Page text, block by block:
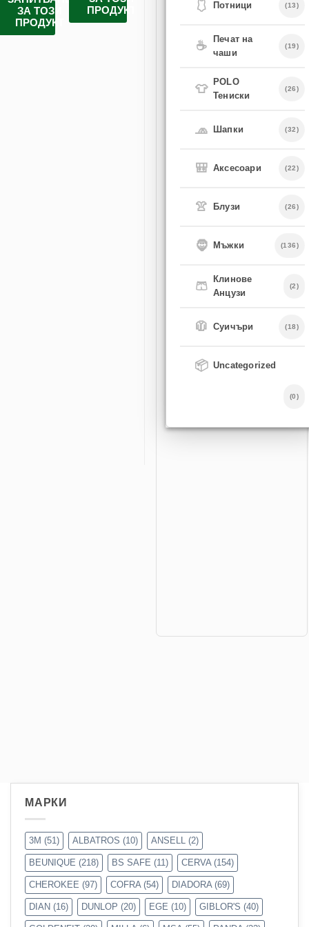
ЗА ТОЗИ
ПРОДУКТ
ПРОДУКТ
ПРОДУКТ
ПРОДУКТ
🩱 Потници (13)
☕
Печат на
чаши
(19)
👕
POLO
Тениски
(26)
🧢 Шапки (32)
🎒 Аксесоари (22)
👚 Блузи (26)
🧔 Мъжки (136)
🩳
Клинове
Анцузи
(2)
🧥 Суичъри (18)
📦 Uncategorized
(0)
МАРКИ
3M (51) ALBATROS (10) ANSELL (2)
BEUNIQUE (218) BS SAFE (11) CERVA(154)
CHEROKEE (97) COFRA(54) DIADORA(69)
DIAN (16) DUNLOP (20) EGE (10) GIBLOR'S (40)